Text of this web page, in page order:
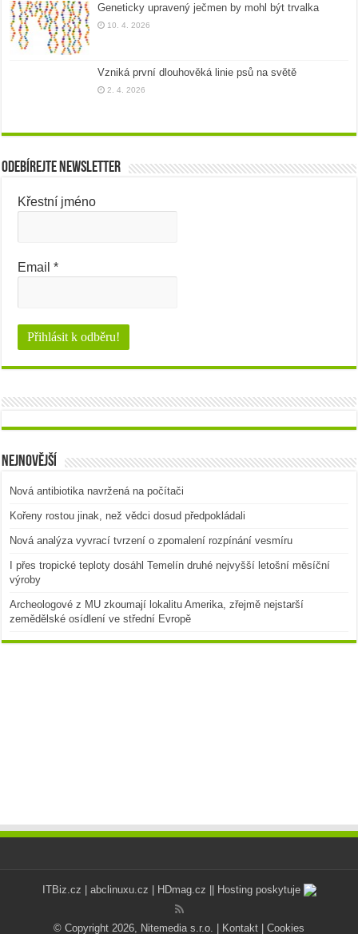
Geneticky upravený ječmen by mohl být trvalka
10. 4. 2026
Vzniká první dlouhověká linie psů na světě
2. 4. 2026
Odebírejte newsletter
Křestní jméno
Email*
Nejnovější
Nová antibiotika navržená na počítači
Kořeny rostou jinak, než vědci dosud předpokládali
Nová analýza vyvrací tvrzení o zpomalení rozpínání vesmíru
I přes tropické teploty dosáhl Temelín druhé nejvyšší letošní měsíční
výroby
Archeologové z MU zkoumají lokalitu Amerika, zřejmě nejstarší
zemědělské osídlení ve střední Evropě
ITBiz.cz abclinuxu.cz HDmag.cz || Hosting poskytuje
© Copyright 2026, Nitemedia s.r.o. | Kontakt Cookies